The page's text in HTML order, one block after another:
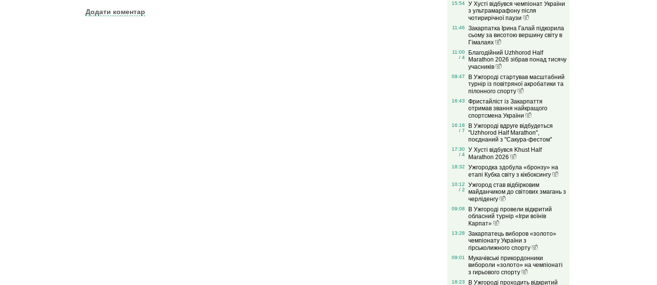
Додати коментар
15:54
У Хусті відбувся чемпіонат України
з ультрамарафону після
чотирирічної паузи
11:46
Закарпатка Ірина Галай підкорила
сьому за висотою вершину світу в
Гімалаях
11:00
/ 4
Благодійний Uzhhorod Half
Marathon 2026 зібрав понад тисячу
учасників
09:47
В Ужгороді стартував масштабний
турнір із повітряної акробатики та
пілонного спорту
16:43
Фристайліст із Закарпаття
отримав звання найкращого
спортсмена України
16:18
/ 7
В Ужгороді вдруге відбудеться
"Uzhhorod Half Marathon",
поєднаний з "Сакура-фестом"
17:30
/ 4
У Хусті відбувся Khust Half
Marathon 2026
18:32
Ужгородка здобула «бронзу» на
етапі Кубка світу з кікбоксингу
10:12
/ 2
Ужгород став відбірковим
майданчиком до світових змагань з
черліденгу
09:08
В Ужгороді провели відкритий
обласний турнір «Ігри воїнів
Карпат»
13:28
Закарпатець виборов «золото»
чемпіонату України з
гірськолижного спорту
09:01
Мукачівські прикордонники
вибороли «золото» на чемпіонаті
з гирьового спорту
18:23
В Ужгороді проходить відкритий